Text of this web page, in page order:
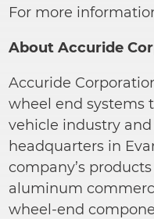
For more
About Accuride
Accuride
wheel end systems
vehicle industry
headquarters in
company’s
aluminum
wheel-end